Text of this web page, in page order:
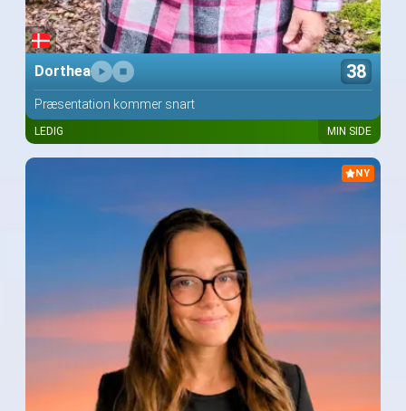
Dorthea 38
Præsentation kommer snart
LEDIG MIN SIDE
NY